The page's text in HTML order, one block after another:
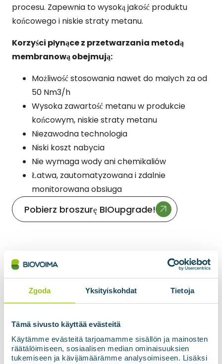
Zgoda Yksityiskohdat Tietoja
Tämä sivusto käyttää evästeitä
Käytämme evästeitä tarjoamamme sisällön ja mainosten
räätälöimiseen, sosiaalisen median ominaisuuksien
tukemiseen ja kävijämäärämme analysoimiseen. Lisäksi
procesu. Zapewnia to wysoką jakość produktu
końcowego i niskie straty metanu.
Korzyści płynące z przetwarzania metodą
membranową obejmują:
Możliwość stosowania nawet do małych za od
50 Nm3/h
Wysoka zawartość metanu w produkcie
końcowym, niskie straty metanu
Niezawodna technologia
Niski koszt nabycia
Nie wymaga wody ani chemikaliów
Łatwa, zautomatyzowana i zdalnie
monitorowana obsługa
Pobierz broszurę BIOupgrade!
Elastyczne możliwości
operacyjne dzięki
membranowemu
przetwarzaniu gazu
System przetwarzania gazu BIOupgrade firmy